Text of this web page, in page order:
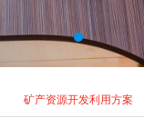
矿产资源开发利用方案